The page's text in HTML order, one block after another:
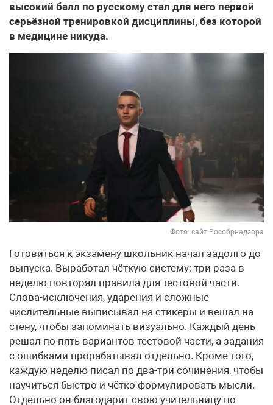
высокий балл по русскому стал для него первой
серьёзной тренировкой дисциплины, без которой
в медицине никуда.
Фото: сайт Рособрнадзора
Готовиться к экзамену школьник начал задолго до
выпуска. Выработал чёткую систему: три раза в
неделю повторял правила для тестовой части.
Слова-исключения, ударения и сложные
числительные выписывал на стикеры и вешал на
стену, чтобы запоминать визуально. Каждый день
решал по пять вариантов тестовой части, а задания
с ошибками прорабатывал отдельно. Кроме того,
каждую неделю писал по два-три сочинения, чтобы
научиться быстро и чётко формулировать мысли.
Отдельно он благодарит свою учительницу по